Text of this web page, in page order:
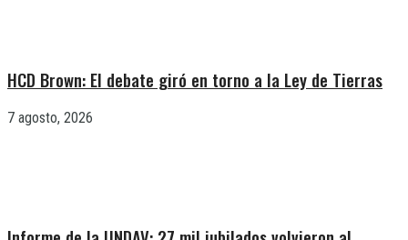
HCD Brown: El debate giró en torno a la Ley de Tierras
7 agosto, 2026